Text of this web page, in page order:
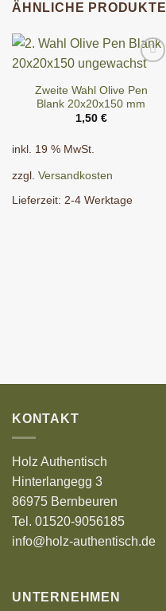
ÄHNLICHE PRODUKTE
Zweite Wahl Olive Pen
Blank 20x20x150 mm
1,50 €
inkl. 19 % MwSt.
zzgl. Versandkosten
Lieferzeit: 2-4 Werktage
KONTAKT
Holz Authentisch
Hinterlangegg 3
86975 Bernbeuren
Tel. 01520-9056185
info@holz-authentisch.de
UNTERNEHMEN